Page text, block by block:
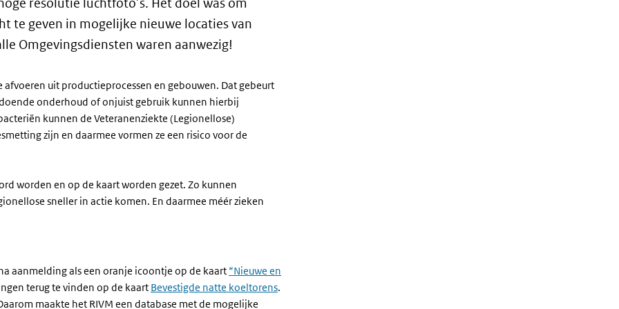
te geven in mogelijke nieuwe locaties van
Omgevingsdiensten waren aanwezig!
uit productieprocessen en gebouwen. Dat gebeurt
onderhoud of onjuist gebruik kunnen hierbij
kunnen de Veteranenziekte (Legionellose)
zijn en daarmee vormen ze een risico voor de
worden en op de kaart worden gezet. Zo kunnen
sneller in actie komen. En daarmee méér zieken
aanmelding als een oranje icoontje op de kaart “Nieuwe en
terug te vinden op de kaart Bevestigde natte koeltorens.
maakte het RIVM een database met de mogelijke